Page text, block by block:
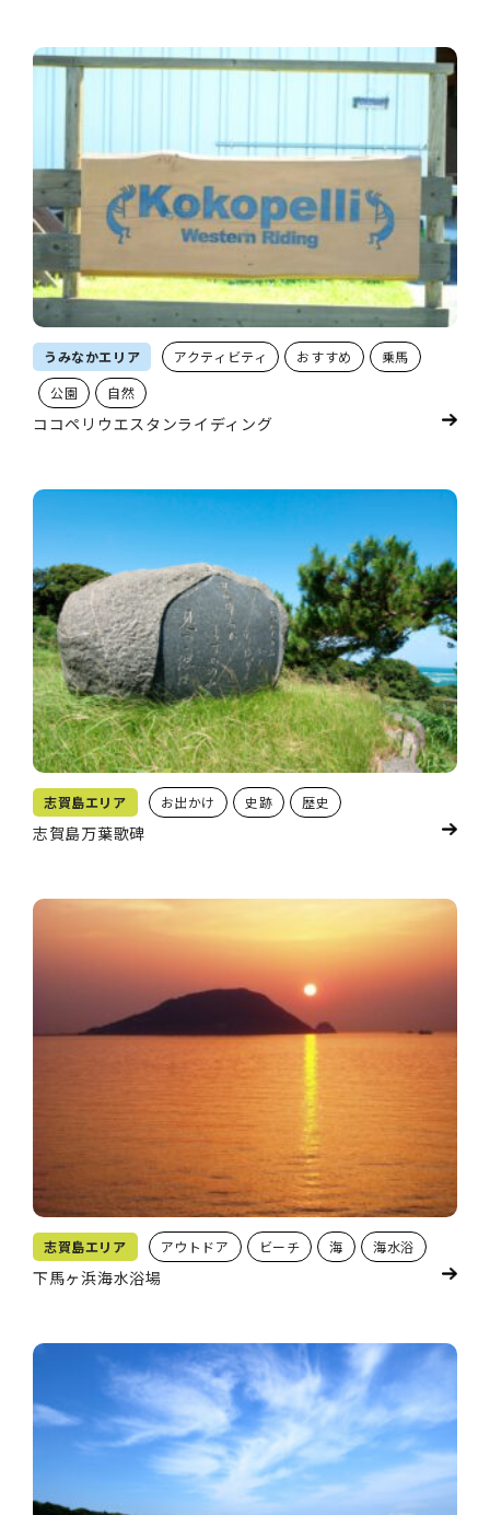
うみなかエリア アクティビティ おすすめ
乗馬
公園
自然
ココペリウエスタンライディング
志賀島エリア お出かけ 史跡 歴史
志賀島万葉歌碑
志賀島エリア アウトドア ビーチ 海 海水浴
下馬ヶ浜海水浴場